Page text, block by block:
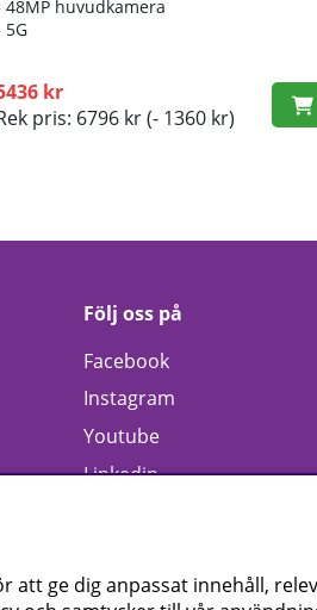
48MP huvudkamera
5G
kr
pris: 6796 kr(- 1360 kr)
Följ oss på
Facebook
Instagram
Youtube
Linkedin
att ge dig anpassat innehåll,